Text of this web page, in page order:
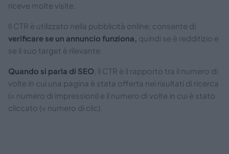
riceve molte visite.
Il CTR è utilizzato nella pubblicità online: consente di
verificare se un annuncio funziona, quindi se è redditizio e
se il suo target è rilevante.
Quando si parla di SEO , il CTR è il rapporto tra il numero di
volte in cui una pagina è stata offerta nei risultati di ricerca
(= numero di impressioni) e il numero di volte in cui è stato
cliccato (= numero di clic).